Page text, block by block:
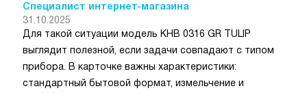
Специалист интернет-магазина
31.10.2025
Для такой ситуации модель KHB 0316 GR TULIP
выглядит полезной, если задачи совпадают с типом
прибора. В карточке важны характеристики:
стандартный бытовой формат, измельчение и